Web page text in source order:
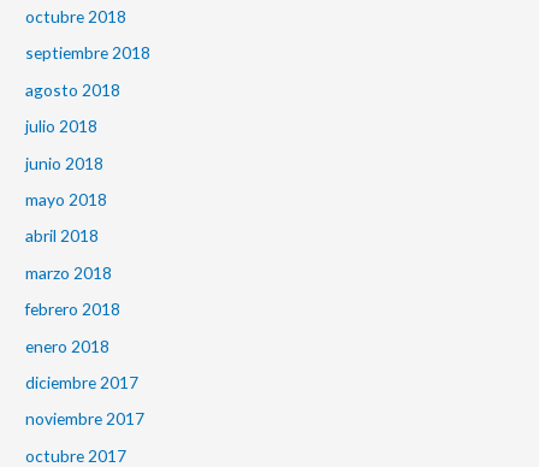
octubre 2018
septiembre 2018
agosto 2018
julio 2018
junio 2018
mayo 2018
abril 2018
marzo 2018
febrero 2018
enero 2018
diciembre 2017
noviembre 2017
octubre 2017